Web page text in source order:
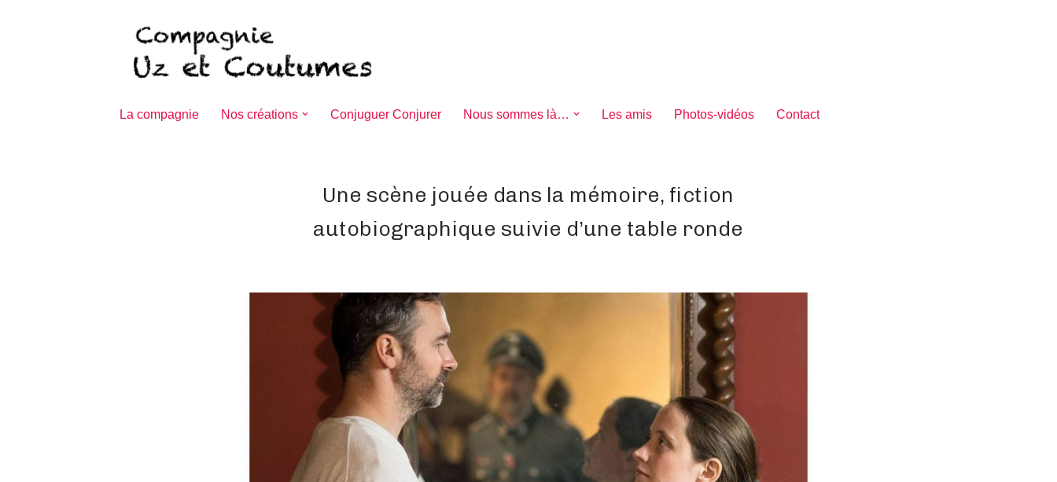
La compagnie Nos créations Conjuguer Conjurer Nous sommes là… Les amis Photos-vidéos Contact
Une scène jouée dans la mémoire, fiction
autobiographique suivie d’une table ronde